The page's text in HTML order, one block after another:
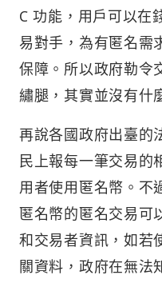
C 功能，用戶可以在
易對手，為有匿名需
保障。所以政府勒令
繡腿，其實並沒有什
再說各國政府出臺的
民上報每一筆交易的
用者使用匿名幣。不
匿名幣的匿名交易可
和交易者資訊，如若
關資料，政府在無法